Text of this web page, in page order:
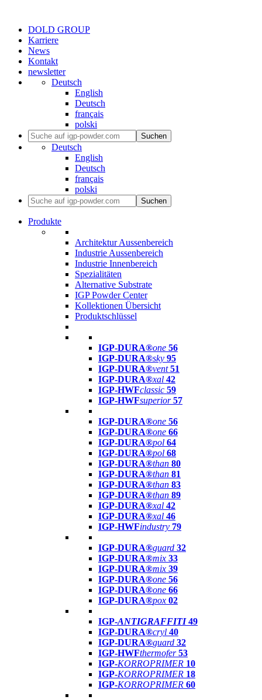
DOLD GROUP
Karriere
News
Kontakt
newsletter
Deutsch
English
Deutsch
français
polski
Suchen
Deutsch
English
Deutsch
français
polski
Suchen
Produkte
Architektur Aussenbereich
Industrie Aussenbereich
Industrie Innenbereich
Spezialitäten
Alternative Substrate
IGP Powder Center
Kollektionen Übersicht
Produktschlüssel
IGP-DURA®one 56
IGP-DURA®sky 95
IGP-DURA®vent 51
IGP-DURA®xal 42
IGP-HWFclassic 59
IGP-HWFsuperior 57
IGP-DURA®one 56
IGP-DURA®one 66
IGP-DURA®pol 64
IGP-DURA®pol 68
IGP-DURA®than 80
IGP-DURA®than 81
IGP-DURA®than 83
IGP-DURA®than 89
IGP-DURA®xal 42
IGP-DURA®xal 46
IGP-HWFindustry 79
IGP-DURA®guard 32
IGP-DURA®mix 33
IGP-DURA®mix 39
IGP-DURA®one 56
IGP-DURA®one 66
IGP-DURA®pox 02
IGP-ANTIGRAFFITI49
IGP-DURA®cryl 40
IGP-DURA®guard 32
IGP-HWFthermofer 53
IGP-KORROPRIMER 10
IGP-KORROPRIMER 18
IGP-KORROPRIMER 60